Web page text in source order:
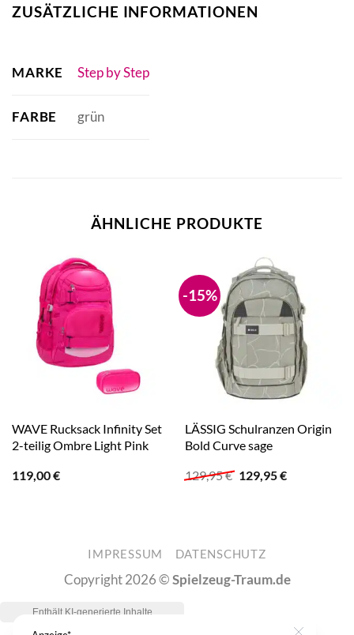
ZUSÄTZLICHE INFORMATIONEN
MARKE Step by Step
FARBE grün
ÄHNLICHE PRODUKTE
WAVE Rucksack Infinity Set
2-teilig Ombre Light Pink
119,00€
-15%
LÄSSIG Schulranzen Origin
Bold Curve sage
129,95€ Ursprünglicher
Preis
129,95€Aktueller
IMPRESSUM DATENSCHUTZ
Copyright 2026 ©Spielzeug-Traum.de